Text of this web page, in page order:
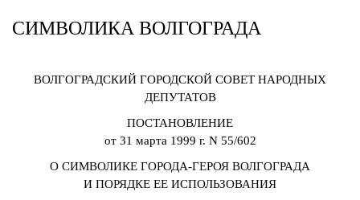
СИМВОЛИКА ВОЛГОГРАДА
ВОЛГОГРАДСКИЙ ГОРОДСКОЙ СОВЕТ НАРОДНЫХ
ДЕПУТАТОВ
ПОСТАНОВЛЕНИЕ
от 31 марта 1999 г. N 55/602
О СИМВОЛИКЕ ГОРОДА-ГЕРОЯ ВОЛГОГРАДА
И ПОРЯДКЕ ЕЕ ИСПОЛЬЗОВАНИЯ